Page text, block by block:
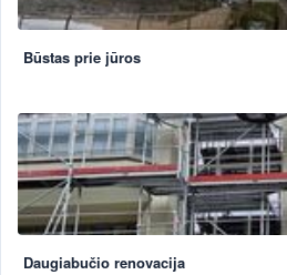
Būstas prie jūros
Daugiabučio renovacija